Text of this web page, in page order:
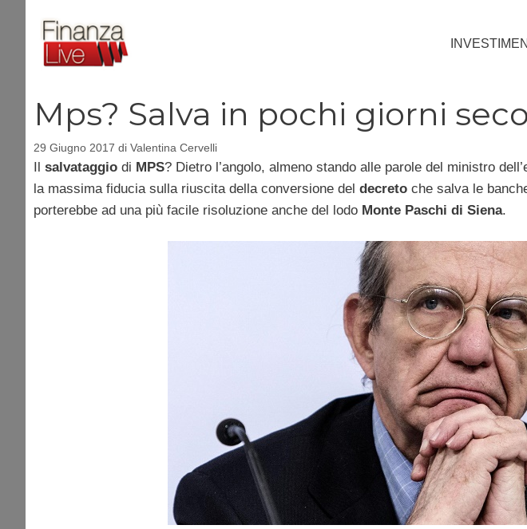
contenuto
Mps? Salva in pochi giorni
29 Giugno 2017 di Valentina Cervelli
Il salvataggio di MPS? Dietro l’angolo, almeno stando alle parole del ministro
la massima fiducia sulla riuscita della conversione del decreto che salva le
porterebbe ad una più facile risoluzione anche del lodo Monte Paschi di Siena.